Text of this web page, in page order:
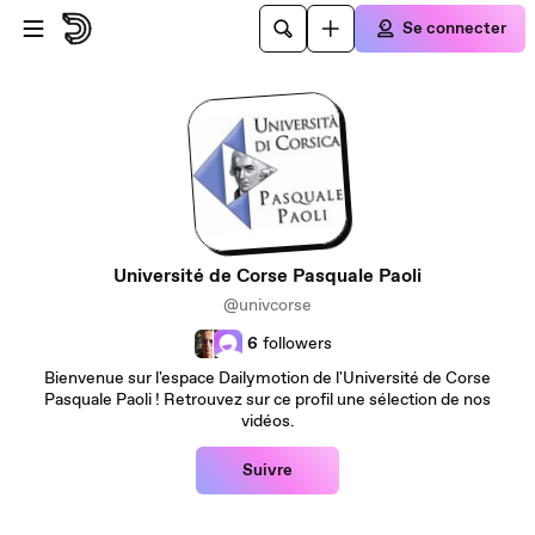
Passer au contenu principal
Se connecter
Université de Corse Pasquale Paoli
@univcorse
6 followers
Bienvenue sur l'espace Dailymotion de l'Université de Corse
Pasquale Paoli ! Retrouvez sur ce profil une sélection de nos
vidéos.
Suivre